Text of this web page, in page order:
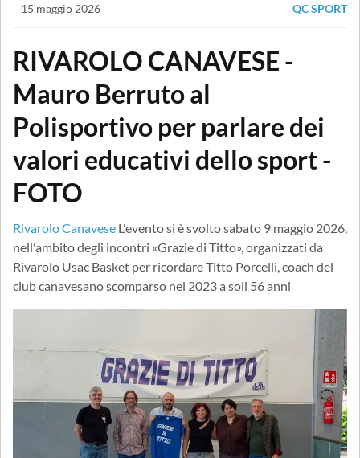
15 maggio 2026 QC SPORT
RIVAROLO CANAVESE -
Mauro Berruto al
Polisportivo per parlare dei
valori educativi dello sport -
FOTO
Rivarolo Canavese L'evento si è svolto sabato 9 maggio 2026,
nell'ambito degli incontri «Grazie di Titto», organizzati da
Rivarolo Usac Basket per ricordare Titto Porcelli, coach del
club canavesano scomparso nel 2023 a soli 56 anni